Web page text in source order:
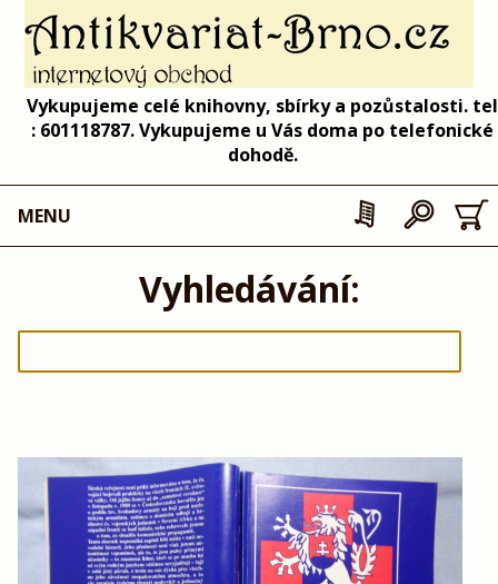
Vykupujeme celé knihovny, sbírky a pozůstalosti. tel
: 601118787. Vykupujeme u Vás doma po telefonické
dohodě.
MENU
Vyhledávání: